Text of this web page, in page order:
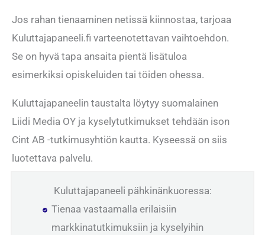
Jos rahan tienaaminen netissä kiinnostaa, tarjoaa
Kuluttajapaneeli.fi varteenotettavan vaihtoehdon.
Se on hyvä tapa ansaita pientä lisätuloa
esimerkiksi opiskeluiden tai töiden ohessa.
Kuluttajapaneelin taustalta löytyy suomalainen
Liidi Media OY ja kyselytutkimukset tehdään ison
Cint AB -tutkimusyhtiön kautta. Kyseessä on siis
luotettava palvelu.
Kuluttajapaneeli pähkinänkuoressa:
Tienaa vastaamalla erilaisiin
markkinatutkimuksiin ja kyselyihin